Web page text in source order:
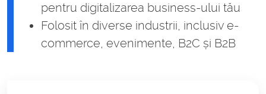
pentru digitalizarea business-ului tău
Folosit în diverse industrii, inclusiv e-
commerce, evenimente, B2C și B2B